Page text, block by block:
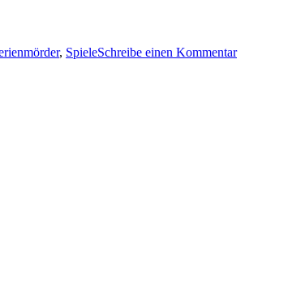
, SpieleSchreibe einen KommentarJeff